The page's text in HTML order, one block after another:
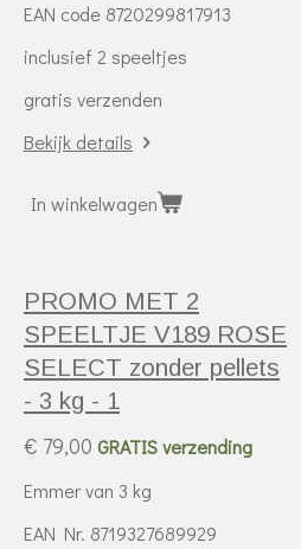
EAN code 8720299817913
inclusief 2 speeltjes
gratis verzenden
Bekijk details
In winkelwagen
PROMO MET 2
SPEELTJE V189 ROSE
SELECT zonder pellets
- 3 kg - 1
€ 79,00 GRATIS verzending
Emmer van 3 kg
EAN Nr. 8719327689929